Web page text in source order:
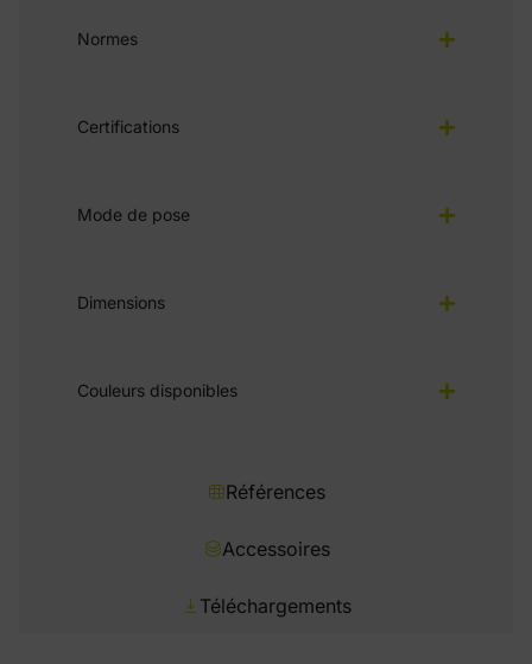
Références
Accessoires
Téléchargements
Normes
Certifications
Mode de pose
Dimensions
Couleurs disponibles